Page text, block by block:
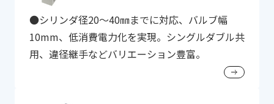
●シリンダ径20～40㎜までに対応、バルブ幅
10mm、低消費電力化を実現。シングルダブル共
用、違径継手などバリエーション豊富。